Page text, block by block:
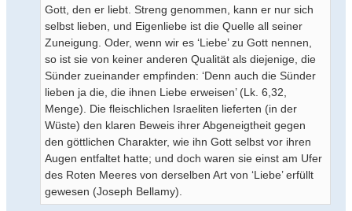
Gott, den er liebt. Streng genommen, kann er nur sich
selbst lieben, und Eigenliebe ist die Quelle all seiner
Zuneigung. Oder, wenn wir es ‘Liebe’ zu Gott nennen,
so ist sie von keiner anderen Qualität als diejenige, die
Sünder zueinander empfinden: ‘Denn auch die Sünder
lieben ja die, die ihnen Liebe erweisen’ (Lk. 6,32,
Menge). Die fleischlichen Israeliten lieferten (in der
Wüste) den klaren Beweis ihrer Abgeneigtheit gegen
den göttlichen Charakter, wie ihn Gott selbst vor ihren
Augen entfaltet hatte; und doch waren sie einst am Ufer
des Roten Meeres von derselben Art von ‘Liebe’ erfüllt
gewesen (Joseph Bellamy).